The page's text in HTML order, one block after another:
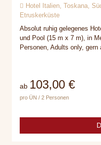
Hotel Italien, Toskana,
Etruskerküste
Absolut ruhig gelegenes
und Pool (15 m x 7 m), in
Personen, Adults only, gern
ab 103,00 €
pro ÜN / 2 Personen